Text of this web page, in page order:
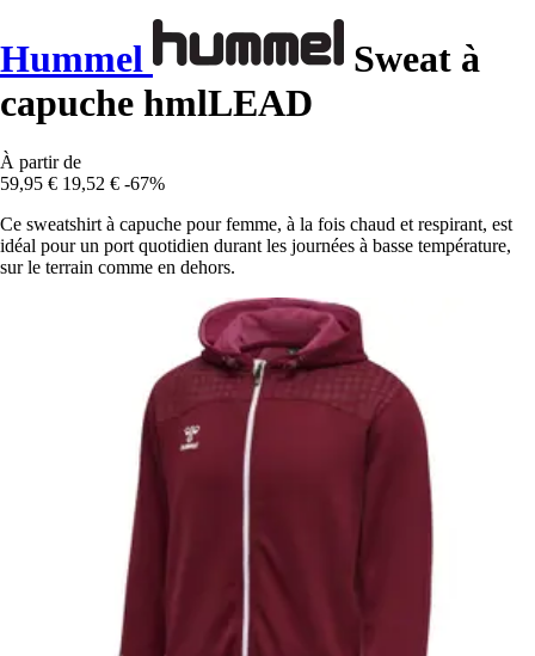
Hummel
Sweat à
capuche hmlLEAD
À partir de
59,95 € 19,52 € -67%
Ce sweatshirt à capuche pour femme, à la fois chaud et respirant, est
idéal pour un port quotidien durant les journées à basse température,
sur le terrain comme en dehors.